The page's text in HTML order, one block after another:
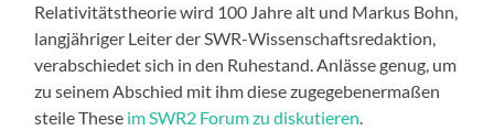
Relativitätstheorie wird 100 Jahre alt und Markus Bohn,
langjähriger Leiter der SWR-Wissenschaftsredaktion,
verabschiedet sich in den Ruhestand. Anlässe genug, um
zu seinem Abschied mit ihm diese zugegebenermaßen
steile These im SWR2 Forum zu diskutieren.